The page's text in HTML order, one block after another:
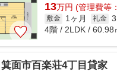
13万円 (管理費等
敷金 1ヶ月 礼金
4階 / 2LDK / 60.98
箕面市百楽荘4丁目貸家